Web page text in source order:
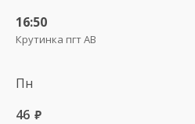
16:50
Крутинка пгт АВ
Пн
46 руб.